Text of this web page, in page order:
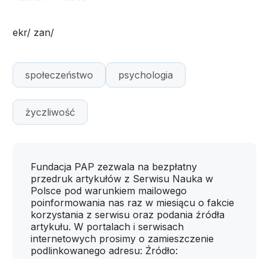
ekr/ zan/
społeczeństwo psychologia
życzliwość
Fundacja PAP zezwala na bezpłatny
przedruk artykułów z Serwisu Nauka w
Polsce pod warunkiem mailowego
poinformowania nas raz w miesiącu o fakcie
korzystania z serwisu oraz podania źródła
artykułu. W portalach i serwisach
internetowych prosimy o zamieszczenie
podlinkowanego adresu: Źródło: